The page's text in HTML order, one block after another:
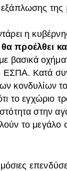
εξάπλωσης της
η
θα προέλθει
με βασικά
Κατά
κονδυλίων
το εγχώριο
στην
το μεγάλο